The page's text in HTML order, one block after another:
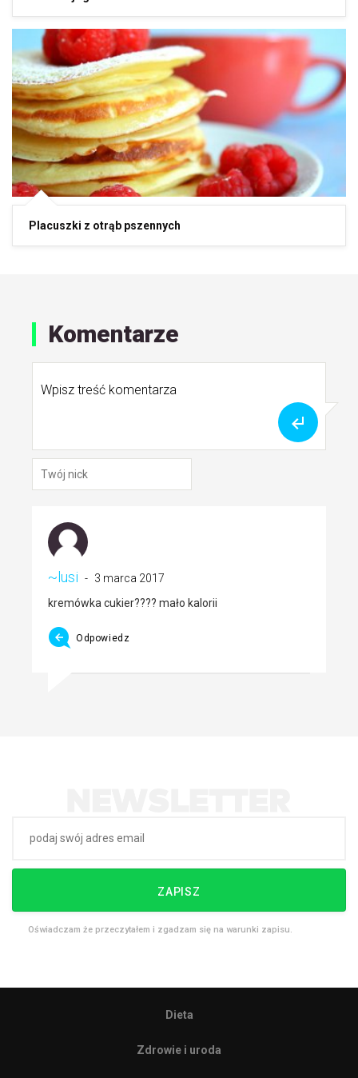
Placuszki z otrąb pszennych
Komentarze
~lusi
3 marca 2017
kremówka cukier???? mało kalorii
Odpowiedz
ZAPISZ
Oświadczam że przeczytałem i zgadzam się na warunki zapisu.
Dieta
Zdrowie i uroda